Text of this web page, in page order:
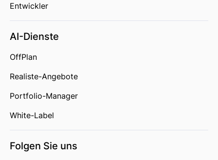
Entwickler
AI-Dienste
OffPlan
Realiste-Angebote
Portfolio-Manager
White-Label
Folgen Sie uns